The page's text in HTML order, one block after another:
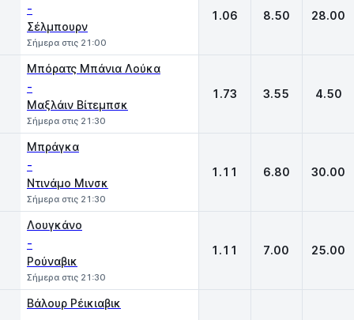
-
Σέλμπουρν
Σήμερα στις 21:00
1.06 8.50 28.00
Μπόρατς Μπάνια Λούκα
-
Μαξλάιν Βίτεμπσκ
Σήμερα στις 21:30
1.73 3.55 4.50
Μπράγκα
-
Ντινάμο Μινσκ
Σήμερα στις 21:30
1.11 6.80 30.00
Λουγκάνο
-
Ρούναβικ
Σήμερα στις 21:30
1.11 7.00 25.00
Βάλουρ Ρέικιαβικ